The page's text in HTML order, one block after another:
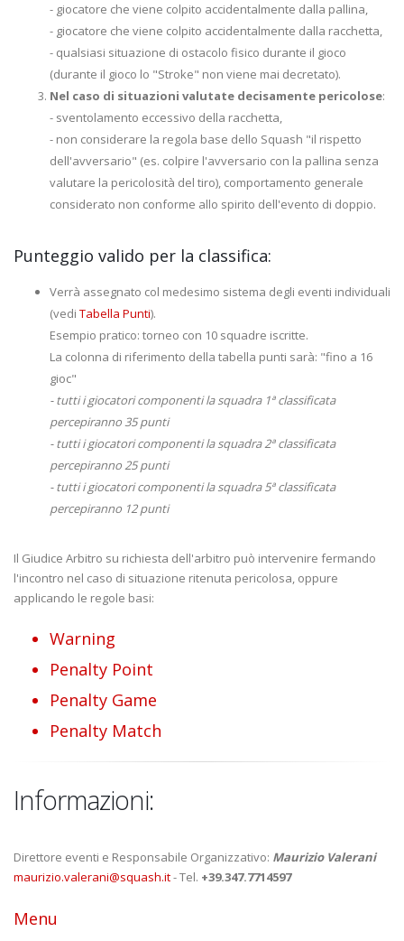
- giocatore che viene colpito accidentalmente dalla pallina,
- giocatore che viene colpito accidentalmente dalla racchetta,
- qualsiasi situazione di ostacolo fisico durante il gioco
(durante il gioco lo "Stroke" non viene mai decretato).
Nel caso di situazioni valutate decisamente pericolose:
- sventolamento eccessivo della racchetta,
- non considerare la regola base dello Squash "il rispetto
dell'avversario" (es. colpire l'avversario con la pallina senza
valutare la pericolosità del tiro), comportamento generale
considerato non conforme allo spirito dell'evento di doppio.
Punteggio valido per la classifica:
Verrà assegnato col medesimo sistema degli eventi individuali
(vedi Tabella Punti).
Esempio pratico: torneo con 10 squadre iscritte.
La colonna di riferimento della tabella punti sarà: "fino a 16
gioc"
- tutti i giocatori componenti la squadra 1ª classificata
percepiranno 35 punti
- tutti i giocatori componenti la squadra 2ª classificata
percepiranno 25 punti
- tutti i giocatori componenti la squadra 5ª classificata
percepiranno 12 punti
Il Giudice Arbitro su richiesta dell'arbitro può intervenire fermando
l'incontro nel caso di situazione ritenuta pericolosa, oppure
applicando le regole basi:
Warning
Penalty Point
Penalty Game
Penalty Match
Informazioni:
Direttore eventi e Responsabile Organizzativo: Maurizio Valerani
maurizio.valerani@squash.it- Tel. +39.347.7714597
Menu